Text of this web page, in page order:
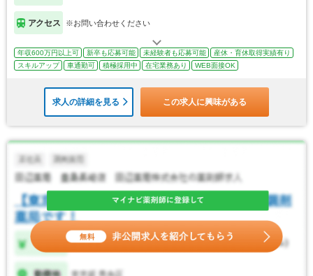
アクセス ※お問い合わせください
年収600万円以上可 新卒も応募可能 未経験者も応募可能
産休・育休取得実績有り
スキルアップ
車通勤可 積極採用中 在宅業務あり WEB面接OK
求人の詳細を見る この求人に興味がある